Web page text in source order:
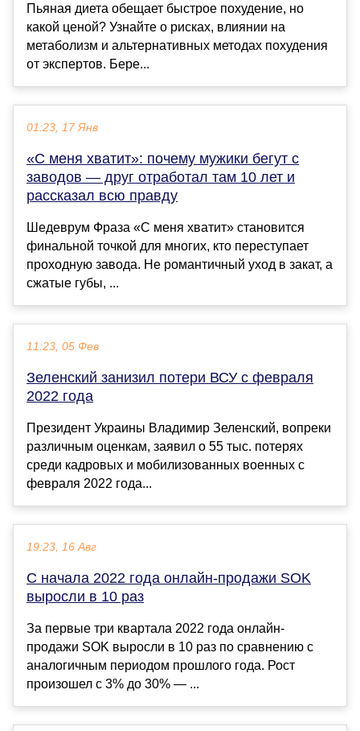
Пьяная диета обещает быстрое похудение, но
какой ценой? Узнайте о рисках, влиянии на
метаболизм и альтернативных методах похудения
от экспертов. Бере...
01:23, 17 Янв
«С меня хватит»: почему мужики бегут с
заводов — друг отработал там 10 лет и
рассказал всю правду
Шедеврум Фраза «С меня хватит» становится
финальной точкой для многих, кто переступает
проходную завода. Не романтичный уход в закат, а
сжатые губы, ...
11:23, 05 Фев
Зеленский занизил потери ВСУ с февраля
2022 года
Президент Украины Владимир Зеленский, вопреки
различным оценкам, заявил о 55 тыс. потерях
среди кадровых и мобилизованных военных с
февраля 2022 года...
19:23, 16 Авг
С начала 2022 года онлайн-продажи SOK
выросли в 10 раз
За первые три квартала 2022 года онлайн-
продажи SOK выросли в 10 раз по сравнению с
аналогичным периодом прошлого года. Рост
произошел с 3% до 30% — ...